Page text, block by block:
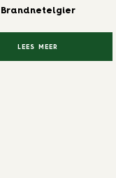
Brandnetelgier
LEES MEER